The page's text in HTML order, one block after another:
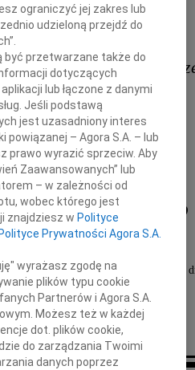
Joannie Parnowskiej
Martynie i
z powodu śmierci
Męża i Ojca
Parnowskiego
z Wami w bólu i żalu w tych trudnych
Zarząd i pracownicy AMS SA
ograniczyć jej zakres lub
udzieloną przejdź do
być przetwarzane także do
dotyczących
lub łączone z danymi
Jeśli podstawą
jest uzasadniony interes
powiązanej – Agora S.A. – lub
prawo wyrazić sprzeciw. Aby
Zaawansowanych” lub
– w zależności od
wobec którego jest
znajdziesz wPolityce
Prywatności Agora S.A.
wyrażasz zgodę na
plików typu cookie
Partnerów i Agora S.A.
Możesz też w każdej
dot. plików cookie,
do zarządzania Twoimi
danych poprzez